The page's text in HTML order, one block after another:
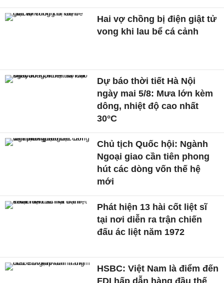
Hai vợ chồng bị điện giật tử
vong khi lau bể cá cảnh
Dự báo thời tiết Hà Nội
ngày mai 5/8: Mưa lớn kèm
dông, nhiệt độ cao nhất
30°C
Chủ tịch Quốc hội: Ngành
Ngoại giao cần tiên phong
hút các dòng vốn thế hệ
mới
Phát hiện 13 hài cốt liệt sĩ
tại nơi diễn ra trận chiến
đấu ác liệt năm 1972
HSBC: Việt Nam là điểm đến